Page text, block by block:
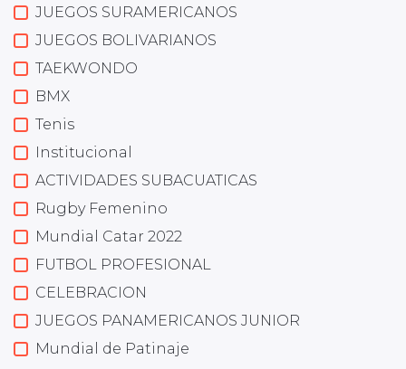
JUEGOS SURAMERICANOS
JUEGOS BOLIVARIANOS
TAEKWONDO
BMX
Tenis
Institucional
ACTIVIDADES SUBACUATICAS
Rugby Femenino
Mundial Catar 2022
FUTBOL PROFESIONAL
CELEBRACION
JUEGOS PANAMERICANOS JUNIOR
Mundial de Patinaje